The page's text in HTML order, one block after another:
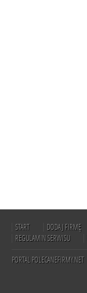
START DODAJ FIRMĘ
REGULAMIN SERWISU
PORTAL POLECANEFIRMY.NET